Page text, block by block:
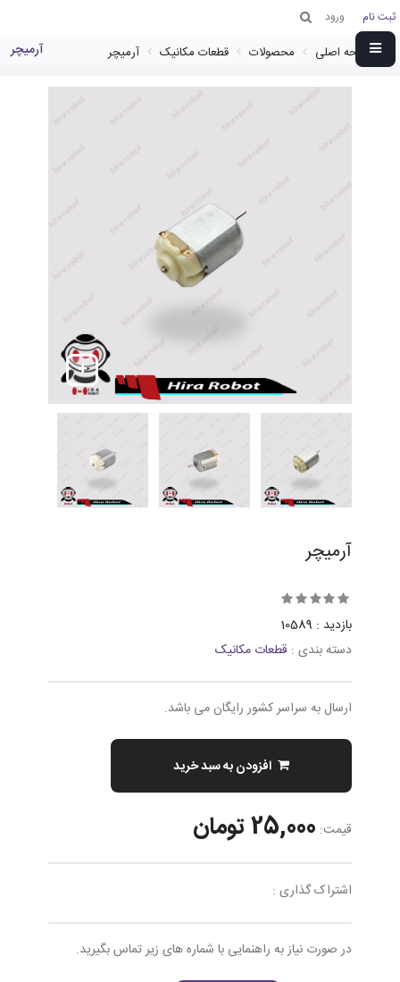
ثبت نام ورود
صفحه اصلی محصولات قطعات مکانیک آرمیچر آرمیچر
آرمیچر
بازدید : 10589
دسته بندی : قطعات مکانیک
ارسال به سراسر کشور رایگان می باشد.
افزودن به سبد خرید
قیمت: 25,000 تومان
اشتراک گذاری :
در صورت نیاز به راهنمایی با شماره های زیر تماس بگیرید.